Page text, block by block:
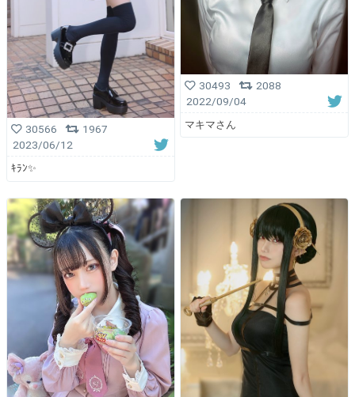
30566
1967
2023/06/12
ｷﾗﾝ✨️
30493
2088
2022/09/04
マキマさん